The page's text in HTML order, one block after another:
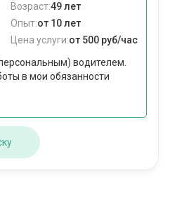
Возраст:49 лет
Опыт:от 10 лет
Цена услуги:от 500 руб/час
водителем.
в мои обязанности